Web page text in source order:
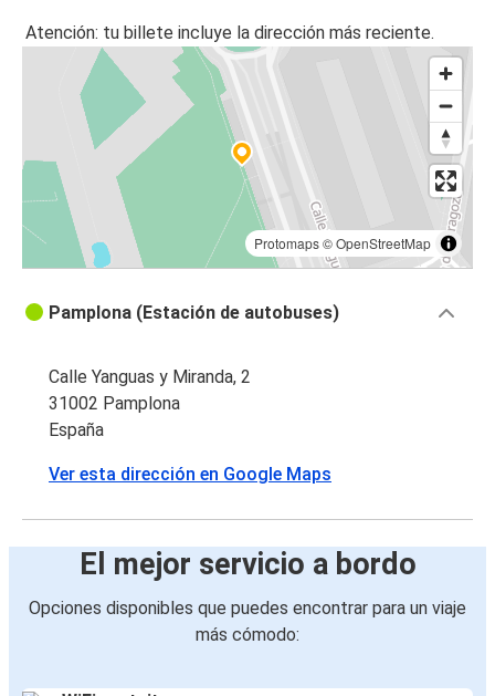
Atención: tu billete incluye la dirección más reciente.
Protomaps©OpenStreetMap
Pamplona (Estación de autobuses)
Calle Yanguas y Miranda, 2
31002 Pamplona
España
Ver esta dirección en Google Maps
El mejor servicio a bordo
Opciones disponibles que puedes encontrar para un viaje
más cómodo: